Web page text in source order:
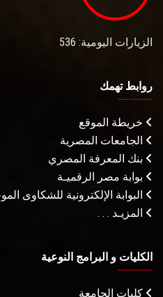
الزيارات اليومية: 536
روابط تهمك
خريطة الموقع
الجامعات المصرية
بنك المعرفة المصري
بوابة مصر الرقميـة
البوابة الإلكترونية للشكاوى
المزيـد . . .
الكليات و البرامج النوعية
كليات الجامعة